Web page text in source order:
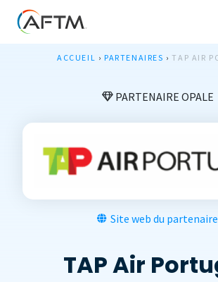
ACCUEIL › PARTENAIRES ›TAP AIR
PARTENAIRE OPALE
Site web du partenaire
TAP Air